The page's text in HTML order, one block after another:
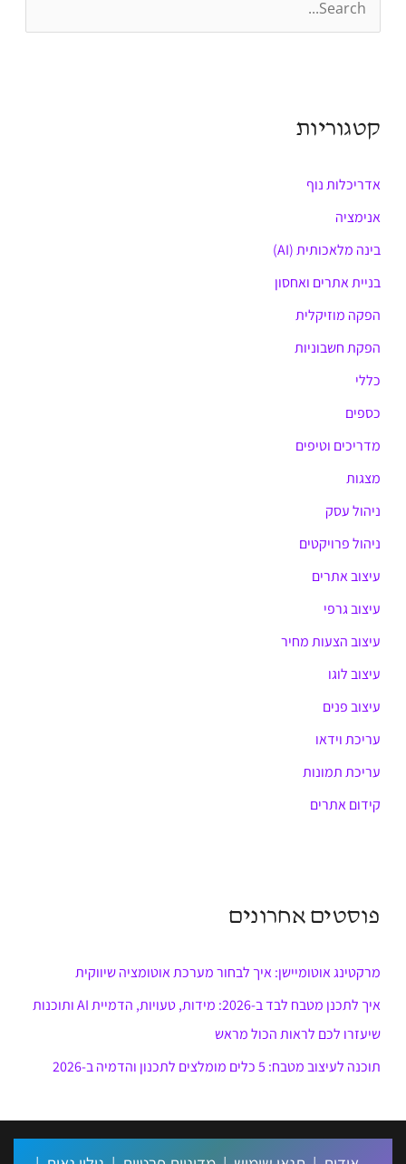
c
f
o
r
קטגוריות
אדריכלות נוף
אנימציה
בינה מלאכותית (AI)
בניית אתרים ואחסון
הפקה מוזיקלית
הפקת חשבוניות
כללי
כספים
מדריכים וטיפים
מצגות
ניהול עסק
ניהול פרויקטים
עיצוב אתרים
עיצוב גרפי
עיצוב הצעות מחיר
עיצוב לוגו
עיצוב פנים
עריכת וידאו
עריכת תמונות
קידום אתרים
פוסטים אחרונים
מרקטינג אוטומיישן: איך לבחור מערכת אוטומציה שיווקית
איך לתכנן מטבח לבד ב-2026: מידות, טעויות, הדמיית AI ותוכנות
שיעזרו לכם לראות הכול מראש
תוכנה לעיצוב מטבח: 5 כלים מומלצים לתכנון והדמיה ב-2026